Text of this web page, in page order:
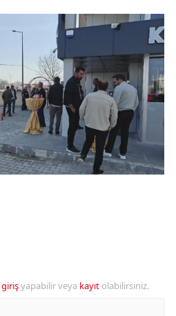
girişyapabilir veya kayıt olabilirsiniz.